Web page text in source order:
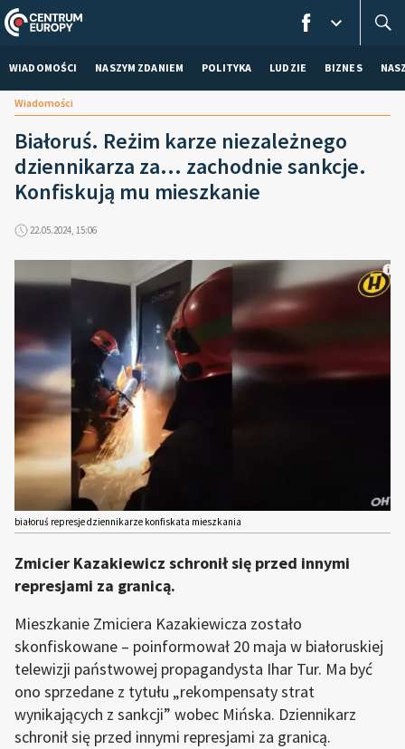
WIADOMOŚCI NASZYM ZDANIEM POLITYKA LUDZIE BIZNES
Wiadomości
Białoruś. Reżim karze niezależnego
dziennikarza za... zachodnie sankcje.
Konfiskują mu mieszkanie
22.05.2024, 15:06
białoruś represje dziennikarze konfiskata mieszkania
Zmicier Kazakiewicz schronił się przed innymi
represjami za granicą.
Mieszkanie Zmiciera Kazakiewicza zostało
skonfiskowane – poinformował 20 maja w białoruskiej
telewizji państwowej propagandysta Ihar Tur. Ma być
ono sprzedane z tytułu „rekompensaty strat
wynikających z sankcji” wobec Mińska. Dziennikarz
schronił się przed innymi represjami za granicą.